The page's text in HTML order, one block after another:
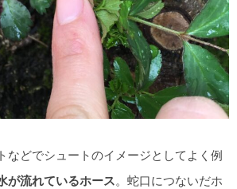
などでシュートのイメージとしてよく例
が流れているホース。蛇口につないだホ